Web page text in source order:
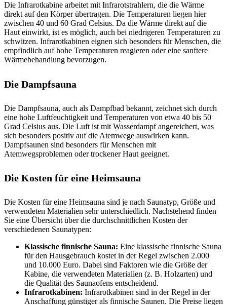
Die Infrarotkabine arbeitet mit Infrarotstrahlern, die die Wärme
direkt auf den Körper übertragen. Die Temperaturen liegen hier
zwischen 40 und 60 Grad Celsius. Da die Wärme direkt auf die
Haut einwirkt, ist es möglich, auch bei niedrigeren Temperaturen zu
schwitzen. Infrarotkabinen eignen sich besonders für Menschen, die
empfindlich auf hohe Temperaturen reagieren oder eine sanftere
Wärmebehandlung bevorzugen.
Die Dampfsauna
Die Dampfsauna, auch als Dampfbad bekannt, zeichnet sich durch
eine hohe Luftfeuchtigkeit und Temperaturen von etwa 40 bis 50
Grad Celsius aus. Die Luft ist mit Wasserdampf angereichert, was
sich besonders positiv auf die Atemwege auswirken kann.
Dampfsaunen sind besonders für Menschen mit
Atemwegsproblemen oder trockener Haut geeignet.
Die Kosten für eine Heimsauna
Die Kosten für eine Heimsauna sind je nach Saunatyp, Größe und
verwendeten Materialien sehr unterschiedlich. Nachstehend finden
Sie eine Übersicht über die durchschnittlichen Kosten der
verschiedenen Saunatypen:
Klassische finnische Sauna: Eine klassische finnische Sauna
für den Hausgebrauch kostet in der Regel zwischen 2.000
und 10.000 Euro. Dabei sind Faktoren wie die Größe der
Kabine, die verwendeten Materialien (z. B. Holzarten) und
die Qualität des Saunaofens entscheidend.
Infrarotkabinen: Infrarotkabinen sind in der Regel in der
Anschaffung günstiger als finnische Saunen. Die Preise liegen